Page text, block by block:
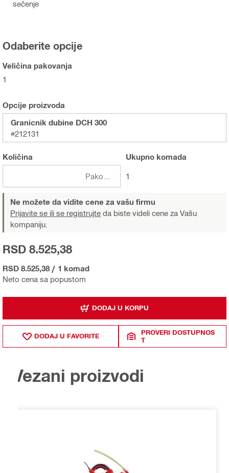
sečenje
Odaberite opcije
Veličina pakovanja
1
Opcije proizvoda
Granicnik dubine DCH 300
#212131
Količina Ukupnokomada
1
Ne možete da vidite cene za vašu firmu
Prijavite se ili se registrujte da biste videli cene za Vašu
kompaniju.
Neto cena sa popustom
RSD 8.525,38
RSD 8.525,38 / 1 komad
DODAJ U KORPU
DODAJ U FAVORITE
PROVERI DOSTUPNOS
T
Vezani proizvodi